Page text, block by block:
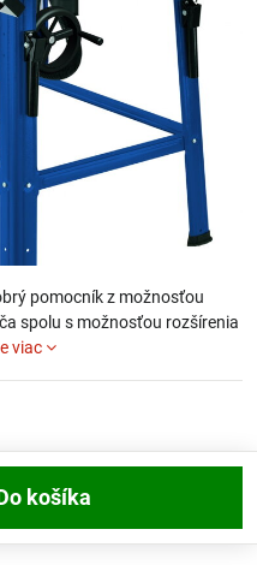
pomocník z možnosťou
spolu s možnosťou rozšírenia
viac
Do košíka